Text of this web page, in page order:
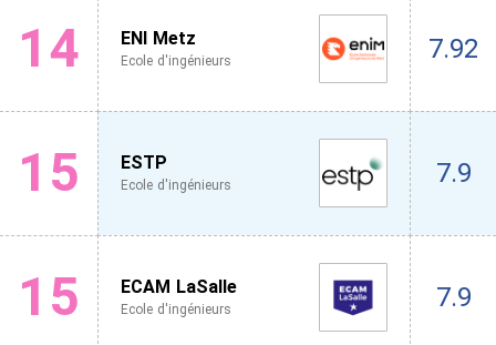
14 ENI Metz
Ecole d'ingénieurs 7.92
15 ESTP
Ecole d'ingénieurs 7.9
15 ECAM LaSalle
Ecole d'ingénieurs 7.9